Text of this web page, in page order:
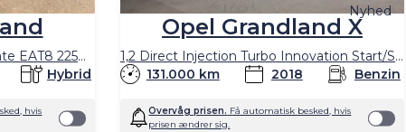
1,6 PHEV Plugin-hybrid Ultimate EAT8 225HK 5d 8g Aut.
Hybrid
hvis
Nyhed
Opel Grandland X
1,2 Direct Injection Turbo Innovation Start/Stop 130HK 5d 6g Aut.
131.000 km
2018 Benzin
Overvåg prisen. Få automatisk besked, hvis
prisen ændrer sig.